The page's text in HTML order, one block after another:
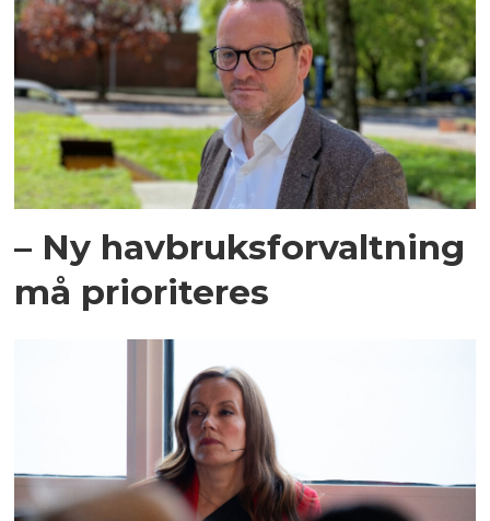
– Ny havbruksforvaltning
må prioriteres